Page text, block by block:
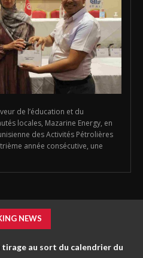
de l’éducation et du
locales, Mazarine Energy, en
des Activités Pétrolières
année consécutive, une
NEWS
tirage au sort du calendrier du